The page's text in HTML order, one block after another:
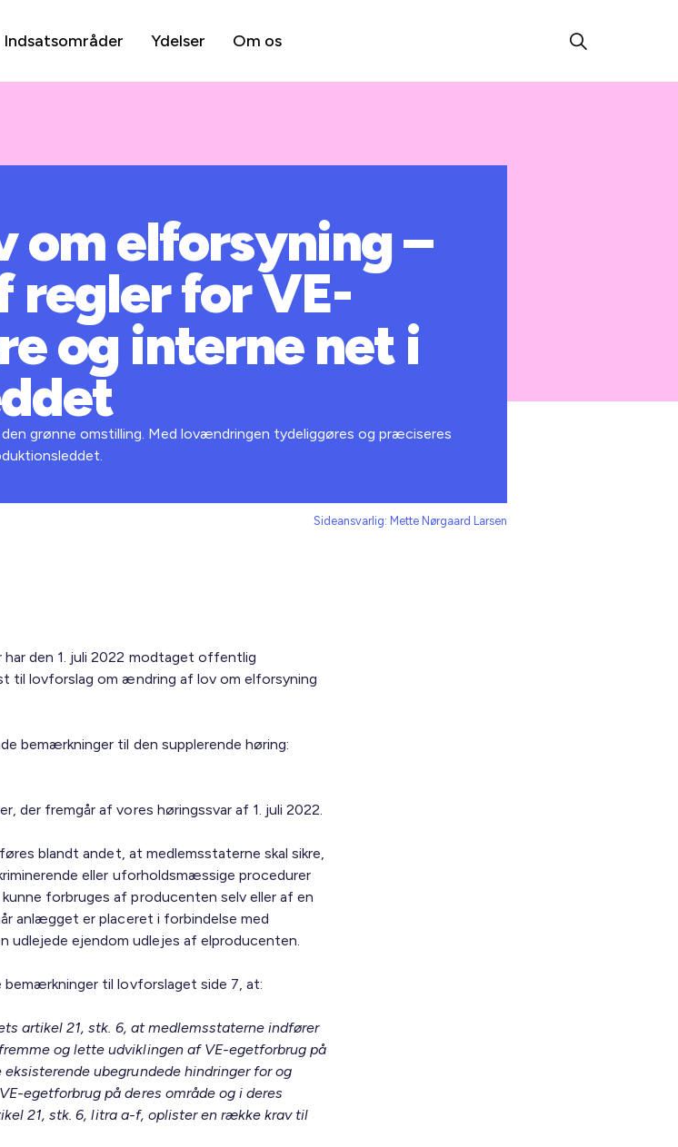
Indsatsområder Ydelser Om os
elforsyning –
for VE-
og interne net i
grønne omstilling. Med lovændringen tydeliggøres og præciseres
Sideansvarlig: Mette Nørgaard Larsen
har den 1. juli 2022 modtaget offentlig
til lovforslag om ændring af lov om elforsyning
bemærkninger til den supplerende høring:
der fremgår af vores høringssvar af 1. juli 2022.
blandt andet, at medlemsstaterne skal sikre,
eller uforholdsmæssige procedurer
forbruges af producenten selv eller af en
anlægget er placeret i forbindelse med
udlejede ejendom udlejes af elproducenten.
bemærkninger til lovforslaget side 7, at:
artikel 21, stk. 6, at medlemsstaterne indfører
og lette udviklingen af VE-egetforbrug på
ubegrundede hindringer for og
egetforbrug på deres område og i deres
21, stk. 6, litra a-f, oplister en række krav til